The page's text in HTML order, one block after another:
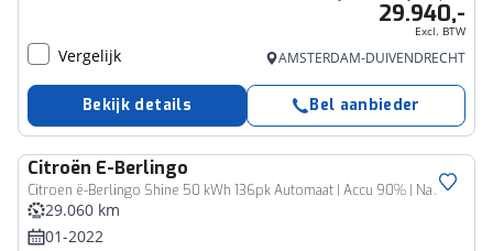
29.940,-
Excl. BTW
Vergelijk AMSTERDAM-DUIVENDRECHT
Bekijk details Bel aanbieder
Citroën E-Berlingo
Citroen ë-Berlingo Shine 50 kWh 136pk Automaat | Accu 90% | Navigatie | Camera achter | Keyless start | Automatische airco | Head-up display | Cruise control | Apple Carplay en Android auto
29.060 km
01-2022